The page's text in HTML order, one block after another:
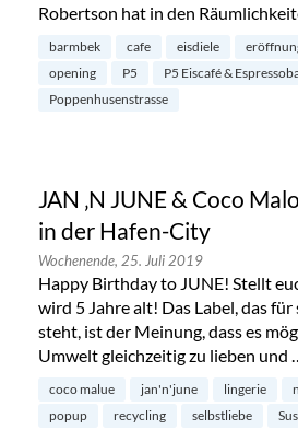
Robertson hat in den
barmbek cafe eisdiele
opening
P5
P5 Eiscafé &
Poppenhusenstrasse
JAN ‚N JUNE & Coco
in der Hafen-City
Wochenende, 25. Juli 2019
Happy Birthday to JUNE! Stellt
wird 5 Jahre alt! Das Label, das
steht, ist der Meinung, dass es
Umwelt gleichzeitig zu lieben und
coco malue jan'n'june lingerie
popup
recycling selbstliebe